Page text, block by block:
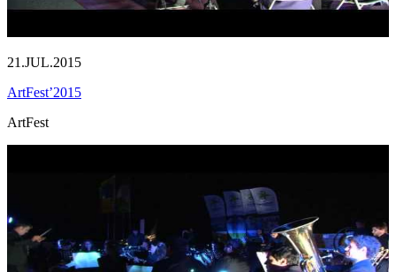
21.JUL.2015
ArtFest’2015
ArtFest